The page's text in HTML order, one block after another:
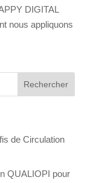
DIGITAL
nous appliquons
de Circulation
QUALIOPI pour